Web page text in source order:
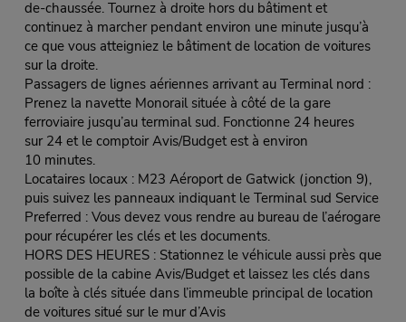
de-chaussée. Tournez à droite hors du bâtiment et
continuez à marcher pendant environ une minute jusqu’à
ce que vous atteigniez le bâtiment de location de voitures
sur la droite.
Passagers de lignes aériennes arrivant au Terminal nord :
Prenez la navette Monorail située à côté de la gare
ferroviaire jusqu’au terminal sud. Fonctionne 24 heures
sur 24 et le comptoir Avis/Budget est à environ
10 minutes.
Locataires locaux : M23 Aéroport de Gatwick (jonction 9),
puis suivez les panneaux indiquant le Terminal sud Service
Preferred : Vous devez vous rendre au bureau de l’aérogare
pour récupérer les clés et les documents.
HORS DES HEURES : Stationnez le véhicule aussi près que
possible de la cabine Avis/Budget et laissez les clés dans
la boîte à clés située dans l’immeuble principal de location
de voitures situé sur le mur d’Avis